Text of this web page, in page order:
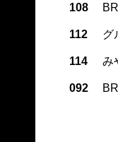
108
112 グ
114 み
092